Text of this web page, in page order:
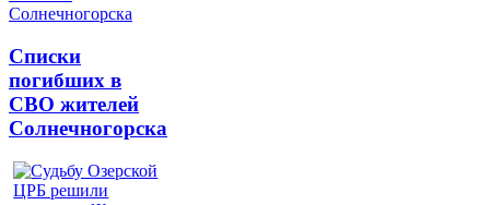
Списки
погибших в
СВО жителей
Солнечногорска